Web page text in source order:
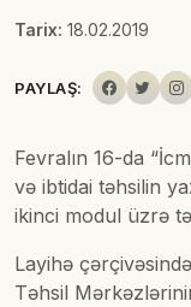
Tarix: 18.02.2019
PAYLAŞ:
Fevralın 16-da
və ibtidai təhsilin
ikinci modul üzrə
Layihə
Təhsil